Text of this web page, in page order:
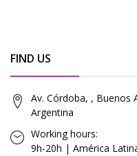
FIND US
Av. Córdoba, , Buenos
Argentina
Working hours:
9h-20h | América